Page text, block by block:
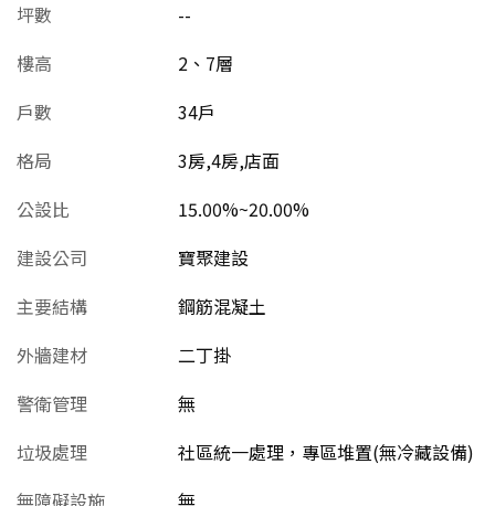
坪數
--
樓高
2、7層
戶數
34戶
格局
3房,4房,店面
公設比
15.00%~20.00%
建設公司
寶聚建設
主要結構
鋼筋混凝土
外牆建材
二丁掛
警衛管理
無
垃圾處理
社區統一處理，專區堆置(無冷藏設備)